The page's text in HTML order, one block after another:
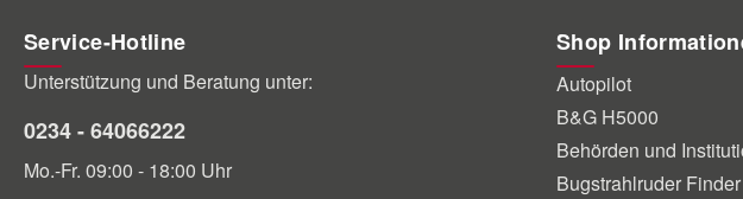
Service-Hotline
Unterstützung und Beratung unter:
0234 - 64066222
Mo.-Fr. 09:00 - 18:00 Uhr
Shop
Autopilot
B&G H5000
Behörden und
Bugstrahlruder Finder